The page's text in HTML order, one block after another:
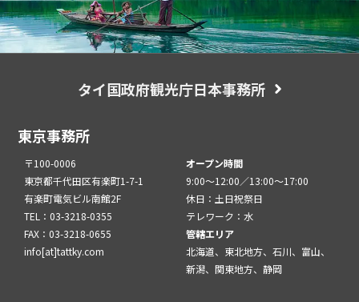
タイ国政府観光庁日本事務所
東京事務所
〒100-0006
東京都千代田区有楽町1-7-1
有楽町電気ビル南館2F
TEL：03-3218-0355
FAX：03-3218-0655
info[at]tattky.com
オープン時間
9:00～12:00／13:00～17:00
休日：土日祝祭日
テレワーク：水
管轄エリア
北海道、東北地方、石川、富山、
新潟、関東地方、静岡